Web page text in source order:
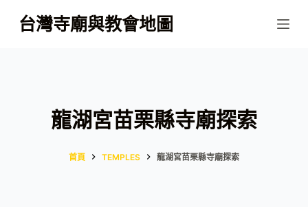
跳
至
台灣寺廟與教會地圖
龍湖宮苗栗縣寺廟探索
首頁 TEMPLES 龍湖宮苗栗縣寺廟探索